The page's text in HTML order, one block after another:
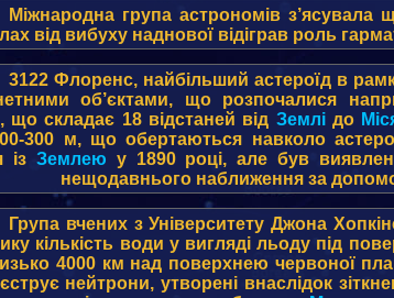
Міжнародна група астрономів
від вибуху наднової відіграв роль
3122 Флоренс, найбільший астероїд в
об’єктами, що розпочалися
що складає 18 відстаней від Землідо
300 м, що обертаються навколо
із Землею у 1890 році, але був
нещодавнього наближення за
Група вчених з Університету Джона
кількість води у вигляді льоду під
4000 км над поверхнею червоної
нейтрони, утворені внаслідок